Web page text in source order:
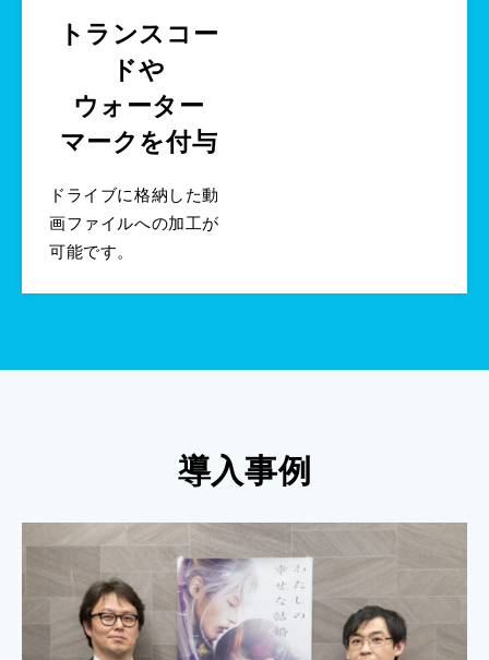
トランスコー
ドや
ウォーター
マークを付与
ドライブに格納した動
画ファイルへの加工が
可能です。
導入事例